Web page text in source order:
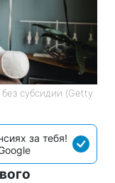
субсидии (Getty
за тебя!